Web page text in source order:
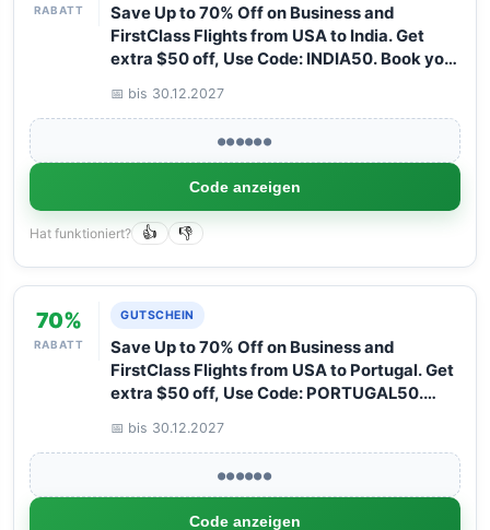
RABATT
Save Up to 70% Off on Business and
FirstClass Flights from USA to India. Get
extra $50 off, Use Code: INDIA50. Book your
📅 bis 30.12.2027
●●●●●●
Code anzeigen
Hat funktioniert? 👍 👎
70%
RABATT
GUTSCHEIN
Save Up to 70% Off on Business and
FirstClass Flights from USA to Portugal. Get
extra $50 off, Use Code: PORTUGAL50.
📅 bis 30.12.2027
●●●●●●
Code anzeigen